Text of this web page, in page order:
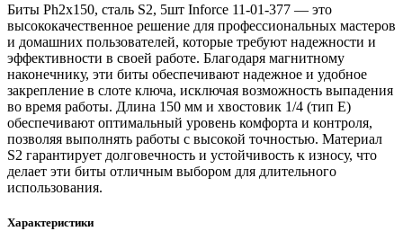
Биты Ph2x150, сталь S2, 5шт Inforce 11-01-377 — это
высококачественное решение для профессиональных мастеров
и домашних пользователей, которые требуют надежности и
эффективности в своей работе. Благодаря магнитному
наконечнику, эти биты обеспечивают надежное и удобное
закрепление в слоте ключа, исключая возможность выпадения
во время работы. Длина 150 мм и хвостовик 1/4 (тип Е)
обеспечивают оптимальный уровень комфорта и контроля,
позволяя выполнять работы с высокой точностью. Материал
S2 гарантирует долговечность и устойчивость к износу, что
делает эти биты отличным выбором для длительного
использования.
Характеристики